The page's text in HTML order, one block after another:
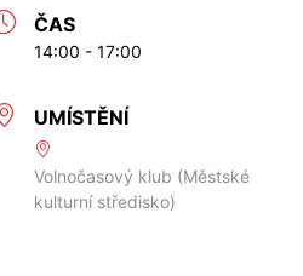
ČAS
14:00 - 17:00
UMÍSTĚNÍ
Volnočasový klub (Městské
kulturní středisko)